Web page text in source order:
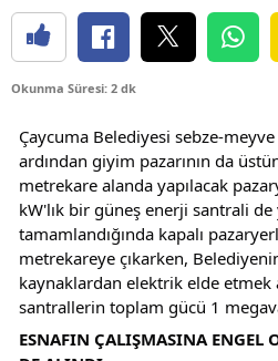
Okunma Süresi: 2 dk
Çaycuma Belediyesi sebze-meyve
ardından giyim pazarının da
metrekare alanda yapılacak
kW'lık bir güneş enerji santrali de
tamamlandığında kapalı
metrekareye çıkarken,
kaynaklardan elektrik elde etmek
santrallerin toplam gücü 1
ESNAFIN ÇALIŞMASINA ENGEL